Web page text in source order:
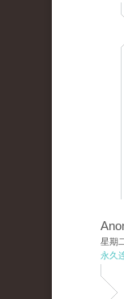
星期
永久